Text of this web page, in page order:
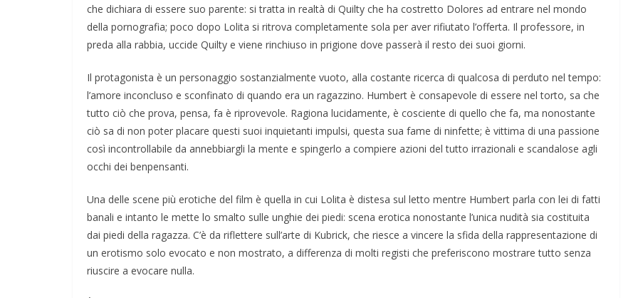
che dichiara di essere suo parente: si tratta in realtà di Quilty che ha costretto Dolores ad entrare nel mondo
della pornografia; poco dopo Lolita si ritrova completamente sola per aver rifiutato l’offerta. Il professore, in
preda alla rabbia, uccide Quilty e viene rinchiuso in prigione dove passerà il resto dei suoi giorni.
Il protagonista è un personaggio sostanzialmente vuoto, alla costante ricerca di qualcosa di perduto nel tempo:
l’amore inconcluso e sconfinato di quando era un ragazzino. Humbert è consapevole di essere nel torto, sa che
tutto ciò che prova, pensa, fa è riprovevole. Ragiona lucidamente, è cosciente di quello che fa, ma nonostante
ciò sa di non poter placare questi suoi inquietanti impulsi, questa sua fame di ninfette; è vittima di una passione
così incontrollabile da annebbiargli la mente e spingerlo a compiere azioni del tutto irrazionali e scandalose agli
occhi dei benpensanti.
Una delle scene più erotiche del film è quella in cui Lolita è distesa sul letto mentre Humbert parla con lei di fatti
banali e intanto le mette lo smalto sulle unghie dei piedi: scena erotica nonostante l’unica nudità sia costituita
dai piedi della ragazza. C’è da riflettere sull’arte di Kubrick, che riesce a vincere la sfida della rappresentazione di
un erotismo solo evocato e non mostrato, a differenza di molti registi che preferiscono mostrare tutto senza
riuscire a evocare nulla.
#7: Storia di una foto: “Rough
ApocalypseVietnam #5: Storia di una foto: “The